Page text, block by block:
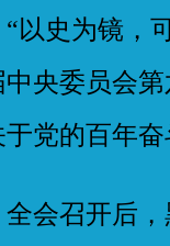
史为镜，可
中央委员会
于党的百年
召开后，